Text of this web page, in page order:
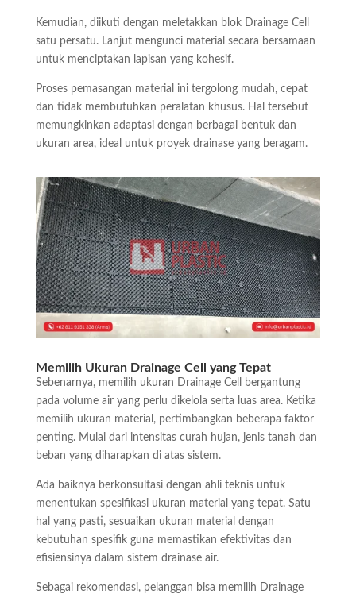
Kemudian, diikuti dengan meletakkan blok Drainage Cell
satu persatu. Lanjut mengunci material secara bersamaan
untuk menciptakan lapisan yang kohesif.
Proses pemasangan material ini tergolong mudah, cepat
dan tidak membutuhkan peralatan khusus. Hal tersebut
memungkinkan adaptasi dengan berbagai bentuk dan
ukuran area, ideal untuk proyek drainase yang beragam.
Memilih Ukuran Drainage Cell yang Tepat
Sebenarnya, memilih ukuran Drainage Cell bergantung
pada volume air yang perlu dikelola serta luas area. Ketika
memilih ukuran material, pertimbangkan beberapa faktor
penting. Mulai dari intensitas curah hujan, jenis tanah dan
beban yang diharapkan di atas sistem.
Ada baiknya berkonsultasi dengan ahli teknis untuk
menentukan spesifikasi ukuran material yang tepat. Satu
hal yang pasti, sesuaikan ukuran material dengan
kebutuhan spesifik guna memastikan efektivitas dan
efisiensinya dalam sistem drainase air.
Sebagai rekomendasi, pelanggan bisa memilih Drainage